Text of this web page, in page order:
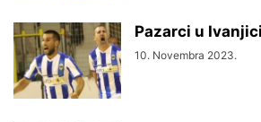
Pazarci u
10. Novembra 2023.